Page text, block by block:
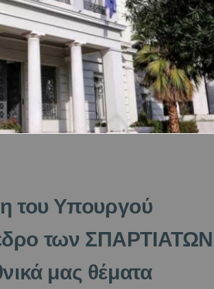
του Υπουργού
των ΣΠΑΡΤΙΑΤΩΝ
μας θέματα